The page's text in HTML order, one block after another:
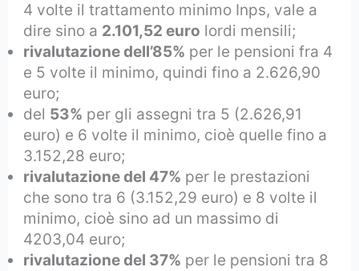
4 volte il trattamento minimo Inps, vale a
dire sino a 2.101,52 euro lordi mensili;
rivalutazione dell’85% per le pensioni fra 4
e 5 volte il minimo, quindi fino a 2.626,90
euro;
del 53% per gli assegni tra 5 (2.626,91
euro) e 6 volte il minimo, cioè quelle fino a
3.152,28 euro;
rivalutazione del 47% per le prestazioni
che sono tra 6 (3.152,29 euro) e 8 volte il
minimo, cioè sino ad un massimo di
4203,04 euro;
rivalutazione del 37% per le pensioni tra 8